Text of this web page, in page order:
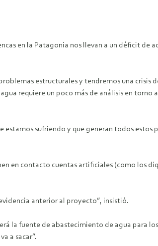
en la Patagonia nos llevan a un déficit de
estructurales y tendremos una crisis
requiere un poco más de análisis en torno
sufriendo y que generan todos estos
en contacto cuentas artificiales (como los
anterior al proyecto”, insistió.
la fuente de abastecimiento de agua para
a sacar”.